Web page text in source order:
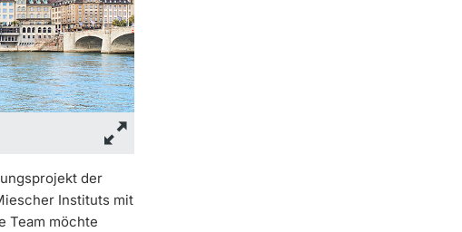
der
Instituts mit
Team möchte